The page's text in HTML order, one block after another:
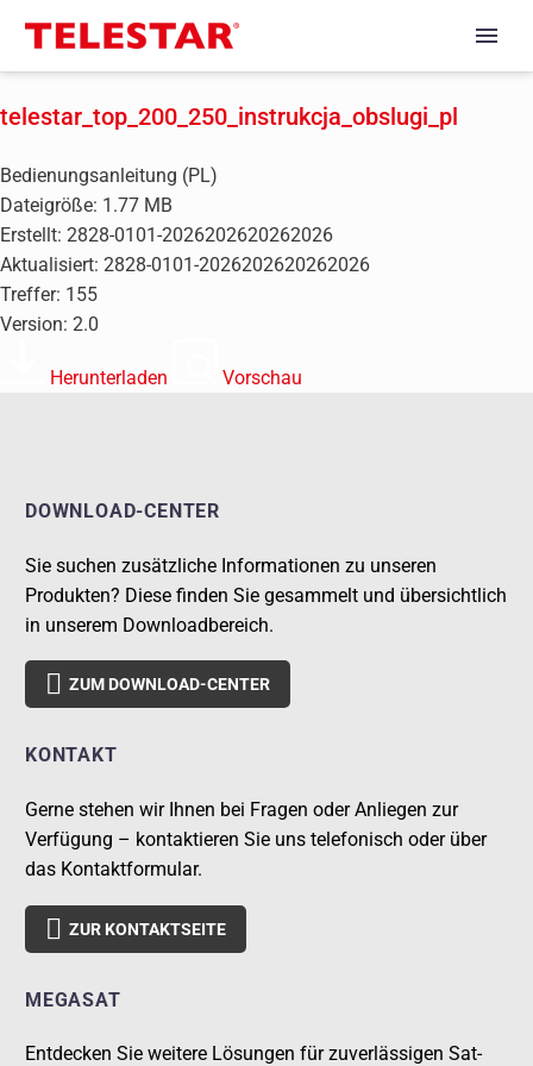
telestar_top_200_250_instrukcja_obslugi_pl
Bedienungsanleitung (PL)
Dateigröße: 1.77 MB
Erstellt: 2828-0101-2026202620262026
Aktualisiert: 2828-0101-2026202620262026
Treffer: 155
Version: 2.0
Herunterladen Vorschau
DOWNLOAD-CENTER
Sie suchen zusätzliche Informationen zu unseren
Produkten? Diese finden Sie gesammelt und übersichtlich
in unserem Downloadbereich.
 ZUM DOWNLOAD-CENTER
KONTAKT
Gerne stehen wir Ihnen bei Fragen oder Anliegen zur
Verfügung – kontaktieren Sie uns telefonisch oder über
das Kontaktformular.
 ZUR KONTAKTSEITE
MEGASAT
Entdecken Sie weitere Lösungen für zuverlässigen Sat-